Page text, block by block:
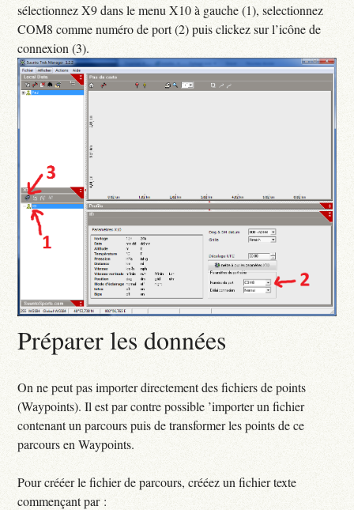
sélectionnez X9 dans le menu X10 à gauche (1), selectionnez
COM8 comme numéro de port (2) puis clickez sur l’icône de
connexion (3).
Préparer les données
On ne peut pas importer directement des fichiers de points
(Waypoints). Il est par contre possible ’importer un fichier
contenant un parcours puis de transformer les points de ce
parcours en Waypoints.
Pour crééer le fichier de parcours, crééez un fichier texte
commençant par :